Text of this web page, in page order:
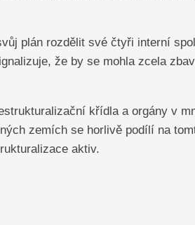
plán rozdělit své čtyři interní
že by se mohla zcela
křídla a orgány v
zemích se horlivě podílí na
aktiv.